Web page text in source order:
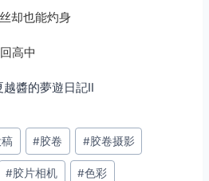
却也能灼身
高中
醬的夢遊日記Ⅱ
#胶卷 #胶卷摄影
#胶片相机 #色彩